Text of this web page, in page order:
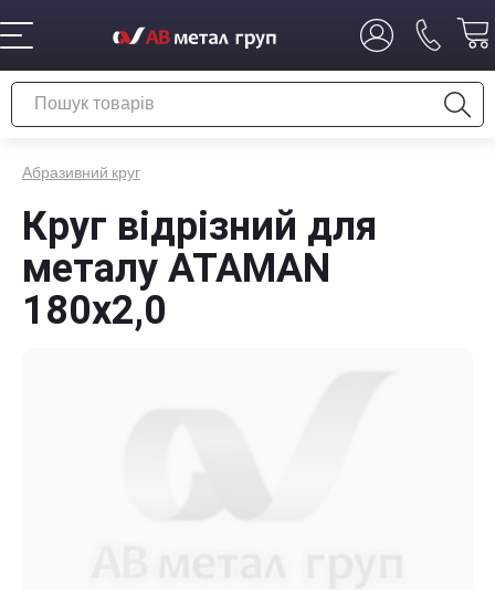
Абразивний круг
Круг відрізний для
металу ATAMAN
180х2,0